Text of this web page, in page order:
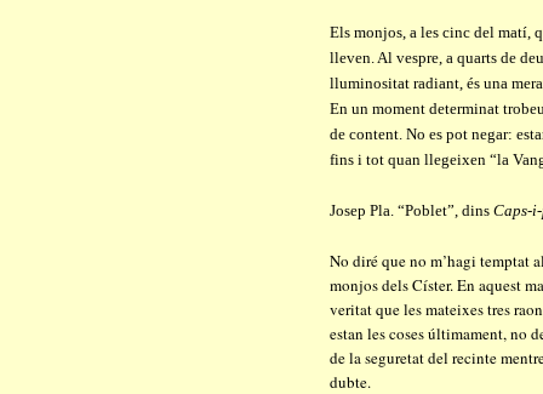
Els monjos, a les cinc del matí,
lleven. Al vespre, a quarts de
lluminositat radiant, és una
En un moment determinat
de content. No es pot negar:
fins i tot quan llegeixen “la
Josep Pla. “Poblet”, dins Caps-
No diré que no m’hagi temptat
monjos dels Císter. En aquest
veritat que les mateixes tres
estan les coses últimament,
de la seguretat del recinte
dubte.